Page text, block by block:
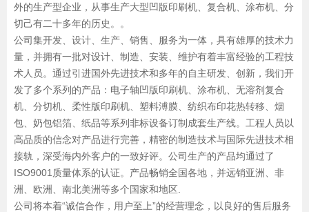
外的生产型企业，从事生产大型凹版印刷机、复合机、涂布机、分
切己有二十多年的历史。。
公司集开发、设计、生产、销售、服务为一体，具有雄厚的技术力
量，并拥有一批对设计、制造、安装、维护有着丰富经验的工程技
术人员。通过引进国外先进技术和多年的自主研发、创新，我们开
发了多个系列的产品：电子轴凹版印刷机、涂布机、无溶剂复合
机、分切机、柔性版印刷机、塑料溥膜、纺织布印花热转移、烟
包、奶包铝箔、纸品等系列非标设备订制成套生产线。工程人员以
高品质的信念对产品进行完善，精密的制造技术与国际先进技术相
接轨，深受海内外客户的一致好评。公司生产的产品均通过了
ISO9001质量体系的认证。产品畅销全国各地，并远销亚洲、非
洲、欧洲、南北美洲等多个国家和地区.
公司将本着“诚信合作，用户至上”的经营理念，以良好的售后服务